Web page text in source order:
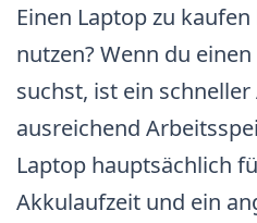
Einen Laptop zu
nutzen? Wenn du
suchst, ist ein
ausreichend
Laptop hauptsächlich
Akkulaufzeit und ein